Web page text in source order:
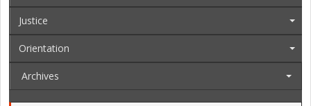
Justice
Orientation
Archives